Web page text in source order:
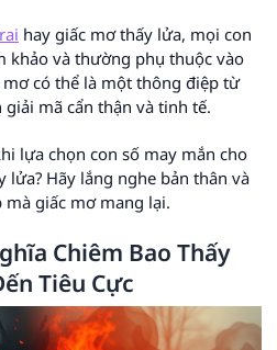
hay giấc mơ thấy lửa, mọi con
khảo và thường phụ thuộc vào
có thể là một thông điệp từ
mã cẩn thận và tinh tế.
lựa chọn con số may mắn cho
Hãy lắng nghe bản thân và
giấc mơ mang lại.
Chiêm Bao Thấy
Tiêu Cực